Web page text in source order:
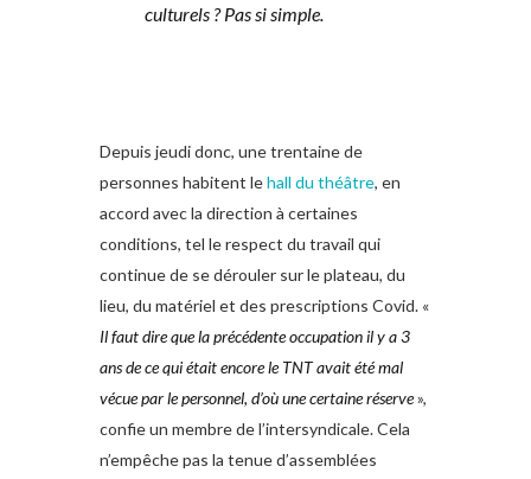
culturels ? Pas si simple.
Depuis jeudi donc, une trentaine de
personnes habitent lehall du théâtre, en
accord avec la direction à certaines
conditions, tel le respect du travail qui
continue de se dérouler sur le plateau, du
lieu, du matériel et des prescriptions Covid. «
Il faut dire que la précédente occupation il y a 3
ans de ce qui était encore le TNT avait été mal
vécue par le personnel, d’où une certaine réserve»,
confie un membre de l’intersyndicale. Cela
n’empêche pas la tenue d’assemblées